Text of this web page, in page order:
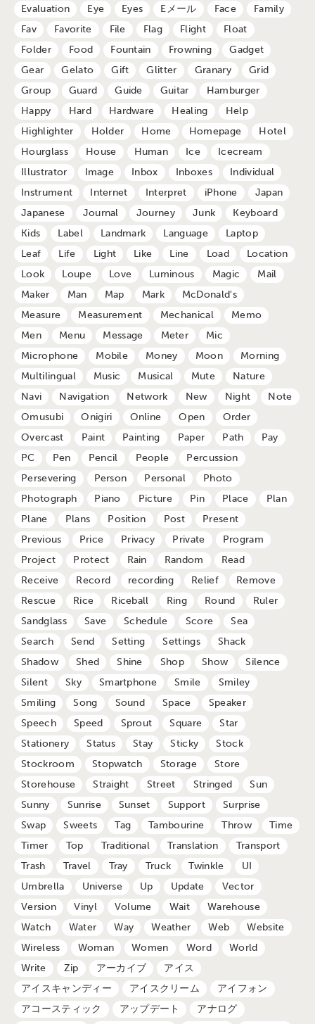
Evaluation
Eye Eyes Eメール Face
Family
Fav
Favorite File Flag Flight
Float
Folder
Food Fountain Frowning
Gadget
Gear
Gelato Gift Glitter Granary
Grid
Group
Guard Guide Guitar
Hamburger
Happy
Hard Hardware Healing
Help
Highlighter
Holder Home Homepage
Hotel
Hourglass
House Human Ice
Icecream
Illustrator
Image Inbox Inboxes
Individual
Instrument
Internet Interpret iPhone
Japan
Japanese
Journal Journey Junk
Keyboard
Kids
Label Landmark Language
Laptop
Leaf
Life Light Like Line Load
Location
Look
Loupe Love Luminous Magic
Mail
Maker
Man Map Mark
McDonald's
Measure
Measurement Mechanical
Memo
Men
Menu Message Meter
Mic
Microphone
Mobile Money Moon
Morning
Multilingual
Music Musical Mute
Nature
Navi
Navigation Network New Night
Note
Omusubi
Onigiri Online Open
Order
Overcast
Paint Painting Paper Path
Pay
PC
Pen Pencil People
Percussion
Persevering
Person Personal
Photo
Photograph
Piano Picture Pin Place
Plan
Plane
Plans Position Post
Present
Previous
Price Privacy Private
Program
Project
Protect Rain Random
Read
Receive
Record recording Relief
Remove
Rescue
Rice Riceball Ring Round
Ruler
Sandglass
Save Schedule Score
Sea
Search
Send Setting Settings
Shack
Shadow
Shed Shine Shop Show
Silence
Silent
Sky Smartphone Smile
Smiley
Smiling
Song Sound Space
Speaker
Speech
Speed Sprout Square
Star
Stationery
Status Stay Sticky
Stock
Stockroom
Stopwatch Storage
Store
Storehouse
Straight Street Stringed
Sun
Sunny
Sunrise Sunset Support
Surprise
Swap
Sweets Tag Tambourine Throw
Time
Timer
Top Traditional Translation
Transport
Trash
Travel Tray Truck Twinkle
UI
Umbrella
Universe Up Update
Vector
Version
Vinyl Volume Wait
Warehouse
Watch
Water Way Weather Web
Website
Wireless
Woman Women Word
World
Write
Zip アーカイブ
アイス
アイスキャンディー
アイスクリーム
アイフォン
アコースティック
アップデート
アナログ